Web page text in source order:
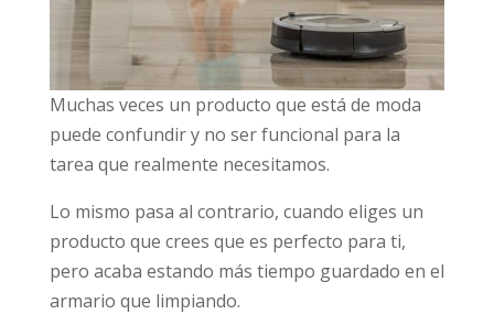
Muchas veces un producto que está de moda
puede confundir y no ser funcional para la
tarea que realmente necesitamos.
Lo mismo pasa al contrario, cuando eliges un
producto que crees que es perfecto para ti,
pero acaba estando más tiempo guardado en el
armario que limpiando.